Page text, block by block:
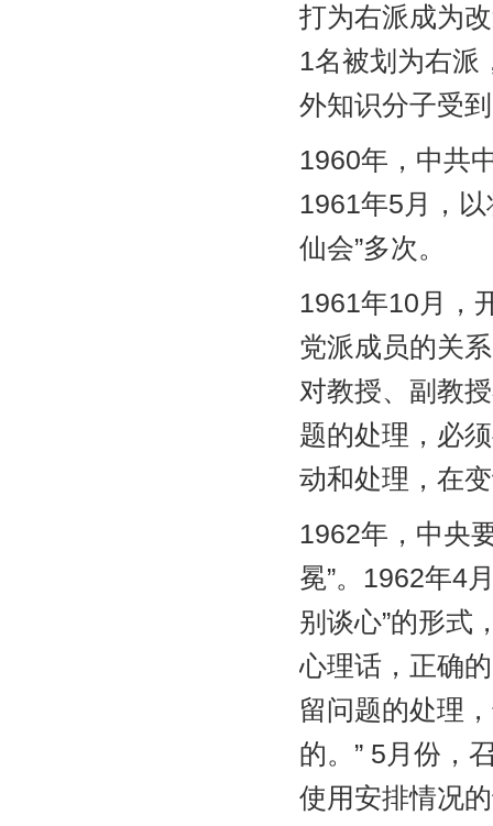
打为右派成为
1名被划为右派
外知识分子受
1960年，中共
1961年5月，
仙会”多次。
1961年10月，
党派成员的关
对教授、副教
题的处理，必
动和处理，在
1962年，中央
冕”。1962年4
别谈心”的形式
心理话，正确
留问题的处理
的。” 5月份，
使用安排情况